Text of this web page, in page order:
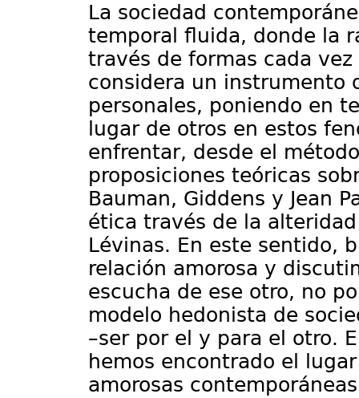
La sociedad
temporal fluida, donde la
través de formas cada
considera un instrumento
personales, poniendo en
lugar de otros en estos
enfrentar, desde el
proposiciones teóricas
Bauman, Giddens y Jean
ética través de la
Lévinas. En este sentido,
relación amorosa y
escucha de ese otro, no
modelo hedonista de
–ser por el y para el otro.
hemos encontrado el
amorosas